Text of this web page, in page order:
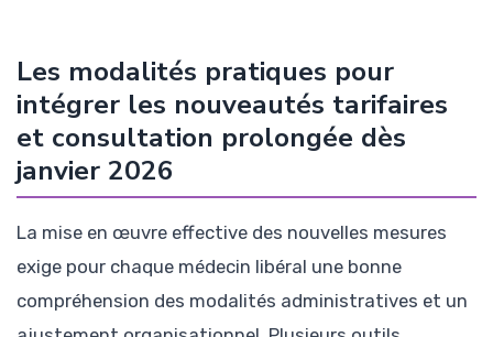
Les modalités pratiques pour
intégrer les nouveautés tarifaires
et consultation prolongée dès
janvier 2026
La mise en œuvre effective des nouvelles mesures
exige pour chaque médecin libéral une bonne
compréhension des modalités administratives et un